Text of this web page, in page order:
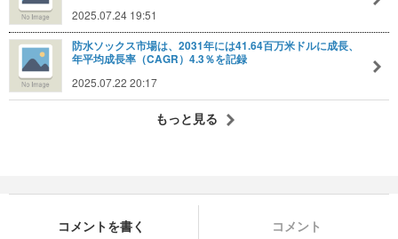
2025.07.24 19:51
防水ソックス市場は、2031年には41.64百万米ドルに成長、
年平均成長率（CAGR）4.3％を記録
2025.07.22 20:17
もっと見る
コメントを書く コメント